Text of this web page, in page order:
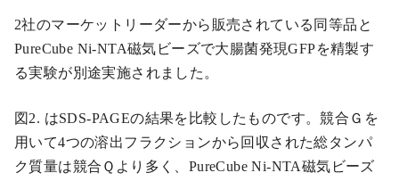
2社のマーケットリーダーから販売されている同等品と
PureCube Ni-NTA磁気ビーズで大腸菌発現GFPを精製す
る実験が別途実施されました。
図2. はSDS-PAGEの結果を比較したものです。競合Ｇを
用いて4つの溶出フラクションから回収された総タンパ
ク質量は競合Ｑより多く、PureCube Ni-NTA磁気ビーズ